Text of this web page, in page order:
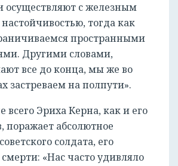
осуществляют с железным
тогда как
пространными
Другими словами,
все до конца, мы же во
застреваем на полпути».
всего Эриха Керна, как и его
поражает абсолютное
солдата, его
«Нас часто удивляло